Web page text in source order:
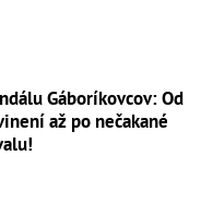
Gáboríkovcov: Od
až po nečakané